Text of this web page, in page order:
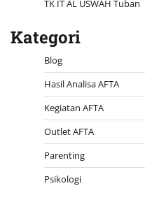
TK IT AL USWAH Tuban
Kategori
Blog
Hasil Analisa AFTA
Kegiatan AFTA
Outlet AFTA
Parenting
Psikologi